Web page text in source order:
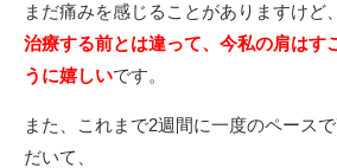
まだ痛みを感じることがありますけど、
治療する前とは違って、今私の肩はす
うに嬉しいです。
また、これまで2週間に一度のペース
だいて、